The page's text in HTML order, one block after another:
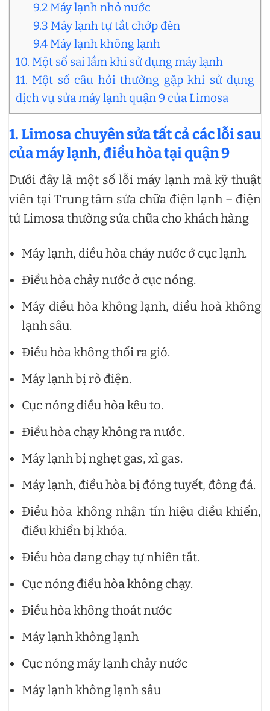
9.2 Máy lạnh nhỏ nước
9.3 Máy lạnh tự tắt chớp đèn
9.4 Máy lạnh không lạnh
10. Một số sai lầm khi sử dụng máy lạnh
11. Một số câu hỏi thường gặp khi sử dụng
dịch vụ sửa máy lạnh quận 9 của Limosa
1. Limosa chuyên sửa tất cả các lỗi sau
của máy lạnh, điều hòa tại quận 9
Dưới đây là một số lỗi máy lạnh mà kỹ thuật
viên tại Trung tâm sửa chữa điện lạnh – điện
tử Limosa thường sửa chữa cho khách hàng
Máy lạnh, điều hòa chảy nước ở cục lạnh.
Điều hòa chảy nước ở cục nóng.
Máy điều hòa không lạnh, điều hoà không
lạnh sâu.
Điều hòa không thổi ra gió.
Máy lạnh bị rò điện.
Cục nóng điều hòa kêu to.
Điều hòa chạy không ra nước.
Máy lạnh bị nghẹt gas, xì gas.
Máy lạnh, điều hòa bị đóng tuyết, đông đá.
Điều hòa không nhận tín hiệu điều khiển,
điều khiển bị khóa.
Điều hòa đang chạy tự nhiên tắt.
Cục nóng điều hòa không chạy.
Điều hòa không thoát nước
Máy lạnh không lạnh
Cục nóng máy lạnh chảy nước
Máy lạnh không lạnh sâu